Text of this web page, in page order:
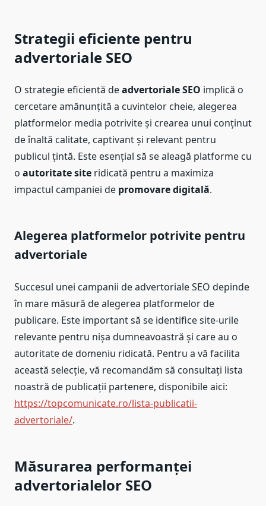
Strategii eficiente pentru
advertoriale SEO
O strategie eficientă deadvertoriale SEO implică o
cercetare amănunțită a cuvintelor cheie, alegerea
platformelor media potrivite și crearea unui conținut
de înaltă calitate, captivant și relevant pentru
publicul țintă. Este esențial să se aleagă platforme cu
o autoritate site ridicată pentru a maximiza
impactul campaniei de promovare digitală.
Alegerea platformelor potrivite pentru
advertoriale
Succesul unei campanii de advertoriale SEO depinde
în mare măsură de alegerea platformelor de
publicare. Este important să se identifice site-urile
relevante pentru nișa dumneavoastră și care au o
autoritate de domeniu ridicată. Pentru a vă facilita
această selecție, vă recomandăm să consultați lista
noastră de publicații partenere, disponibile aici:
https://topcomunicate.ro/lista-publicatii-
advertoriale/.
Măsurarea performanței
advertorialelor SEO